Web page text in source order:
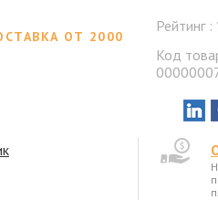
Рейтинг :
Код
ОТ 2000